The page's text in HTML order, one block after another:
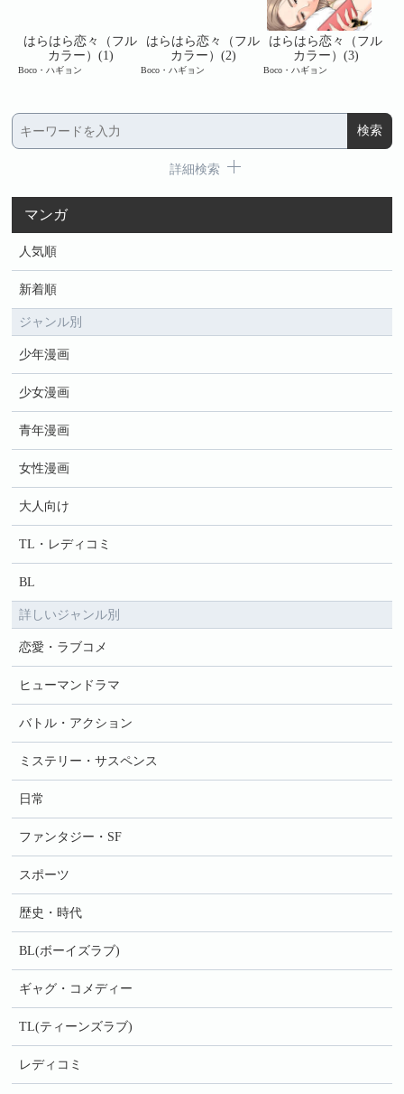
はらはら恋々（フル
カラー）(1)
Boco・ハギョン
はらはら恋々（フル
カラー）(2)
Boco・ハギョン
はらはら恋々（フル
カラー）(3)
Boco・ハギョン
詳細検索
マンガ
人気順
新着順
ジャンル別
少年漫画
少女漫画
青年漫画
女性漫画
大人向け
TL・レディコミ
BL
詳しいジャンル別
恋愛・ラブコメ
ヒューマンドラマ
バトル・アクション
ミステリー・サスペンス
日常
ファンタジー・SF
スポーツ
歴史・時代
BL(ボーイズラブ)
ギャグ・コメディー
TL(ティーンズラブ)
レディコミ